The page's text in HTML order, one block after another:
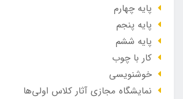
پایه چهارم
پایه پنجم
پایه ششم
کار با چوب
خوشنویسی
نمایشگاه مجازی آثار کلاس اولی‌ها